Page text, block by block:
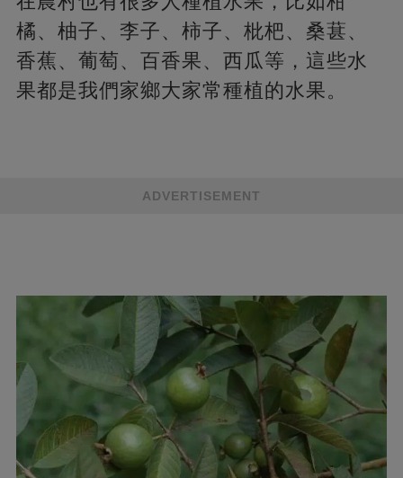
橘、柚子、李子、柿子、枇杷、桑葚、
香蕉、葡萄、百香果、西瓜等，這些水
果都是我們家鄉大家常種植的水果。
ADVERTISEMENT